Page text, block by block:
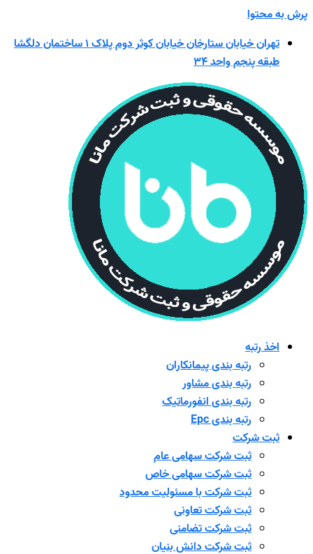
پرش به محتوا
تهران خیابان ستارخان خیابان کوثر دوم پلاک ۱ ساختمان دلگشا
طبقه پنجم واحد ۳۴
اخذ رتبه
رتبه بندی پیمانکاران
رتبه بندی مشاور
رتبه بندی انفورماتیک
رتبه بندی Epc
ثبت شرکت
ثبت شرکت سهامی عام
ثبت شرکت سهامی خاص
ثبت شرکت با مسئولیت محدود
ثبت شرکت تعاونی
ثبت شرکت تضامنی
ثبت شرکت دانش بنیان